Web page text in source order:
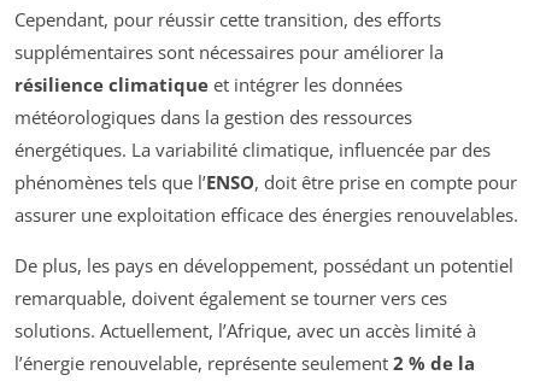
Cependant, pour réussir cette transition, des efforts
supplémentaires sont nécessaires pour améliorer la
résilience climatique et intégrer les données
météorologiques dans la gestion des ressources
énergétiques. La variabilité climatique, influencée par des
phénomènes tels que l’ENSO, doit être prise en compte pour
assurer une exploitation efficace des énergies renouvelables.
De plus, les pays en développement, possédant un potentiel
remarquable, doivent également se tourner vers ces
solutions. Actuellement, l’Afrique, avec un accès limité à
l’énergie renouvelable, représente seulement 2 % de la